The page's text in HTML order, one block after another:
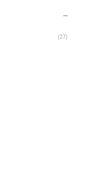
(27)